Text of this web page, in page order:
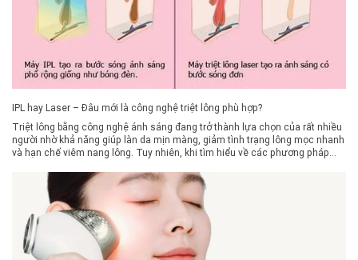
IPL hay Laser – Đâu mới là công nghệ triệt lông phù hợp?
Triệt lông bằng công nghệ ánh sáng đang trở thành lựa chọn của rất nhiều
người nhờ khả năng giúp làn da mịn màng, giảm tình trạng lông mọc nhanh
và hạn chế viêm nang lông. Tuy nhiên, khi tìm hiểu về các phương pháp